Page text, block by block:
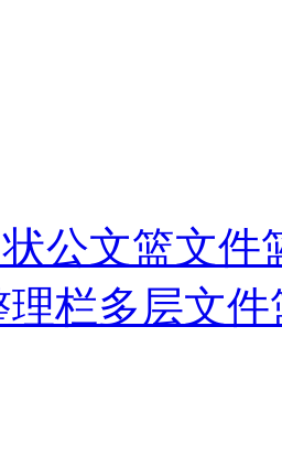
公文篮文
栏多层文件